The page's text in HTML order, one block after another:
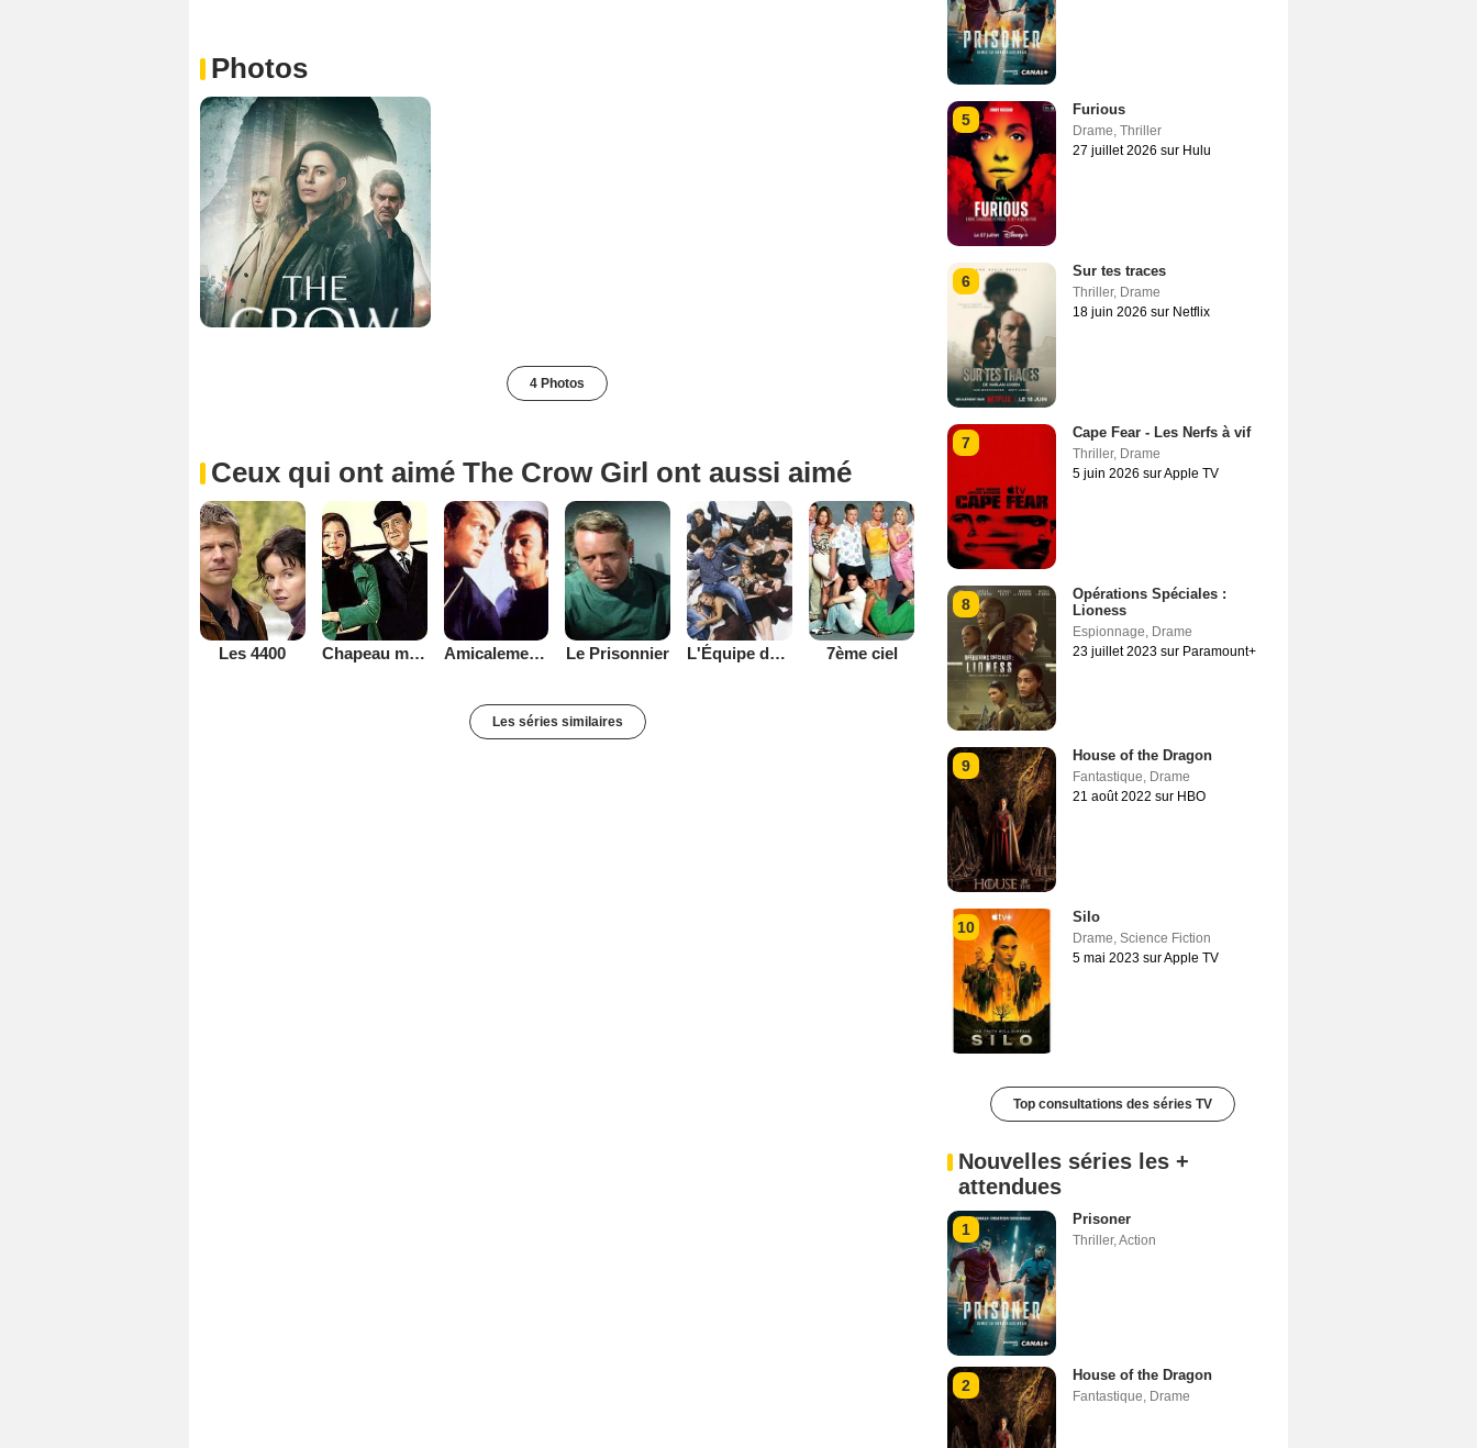
Photos
4 Photos
Ceux qui ont aimé The Crow Girl ont aussi aimé
Les 4400 Chapeau melon et bottes de cuir - 1961 Amicalement vôtre Le Prisonnier L'Équipe de rêve 7ème ciel
Les séries similaires
5
Furious
Drame, Thriller
27 juillet 2026 sur Hulu
6
Sur tes traces
Thriller, Drame
18 juin 2026 sur Netflix
7
Cape Fear - Les Nerfs à vif
Thriller, Drame
5 juin 2026 sur Apple TV
8
Opérations Spéciales :
Lioness
Espionnage, Drame
23 juillet 2023 sur Paramount+
9
House of the Dragon
Fantastique, Drame
21 août 2022 sur HBO
10
Silo
Drame, Science Fiction
5 mai 2023 sur Apple TV
Top consultations des séries TV
Nouvelles séries les +
attendues
1
Prisoner
Thriller,Action
2
House of the Dragon
Fantastique, Drame